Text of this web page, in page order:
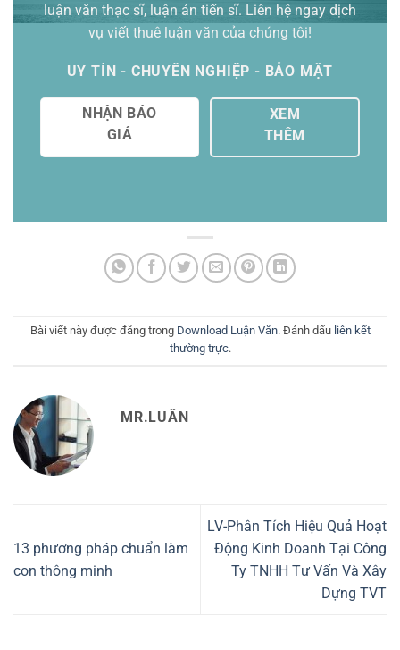
luận văn thạc sĩ, luận án tiến sĩ. Liên hệ ngay dịch
vụ viết thuê luận văn của chúng tôi!
UY TÍN - CHUYÊN NGHIỆP - BẢO MẬT
NHẬN BÁO
GIÁ
XEM
THÊM
Bài viết này được đăng trong Download Luận Văn. Đánh dấu liên kết
thường trực.
MR.LUÂN
13 phương pháp chuẩn làm
con thông minh
LV-Phân Tích Hiệu Quả Hoạt
Động Kinh Doanh Tại Công
Ty TNHH Tư Vấn Và Xây
Dựng TVT